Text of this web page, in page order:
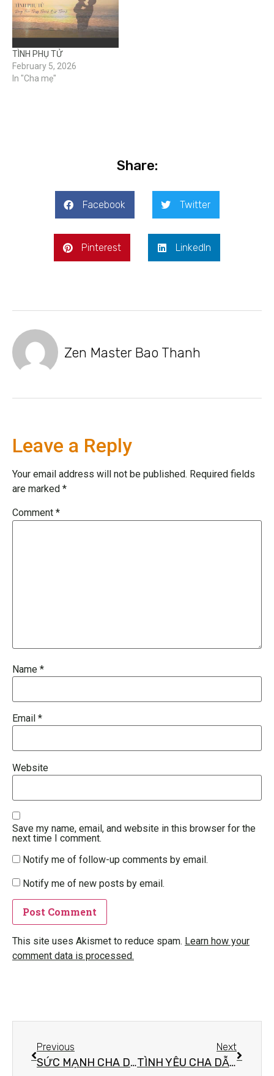
TÌNH PHỤ TỬ
February 5, 2026
In "Cha mẹ"
Share:
Facebook Twitter
Pinterest LinkedIn
Zen Master Bao Thanh
Leave a Reply
Your email address will not be published. Required fields
are marked *
Comment *
Name *
Email *
Website
Save my name, email, and website in this browser for the
next time I comment.
Notify me of follow-up comments by email.
Notify me of new posts by email.
This site uses Akismet to reduce spam. Learn how your
comment data is processed.
Previous
SỨC MẠNH CHA DẠY
Next
TÌNH YÊU CHA DẪN LỐI